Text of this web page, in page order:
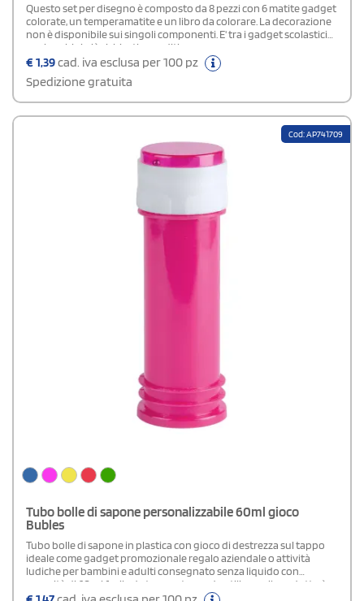
Questo set per disegno è composto da 8 pezzi con 6 matite gadget
colorate, un temperamatite e un libro da colorare. La decorazione
non è disponibile sui singoli componenti. E' tra i gadget scolastici
per bambini più richiesti e graditi.
€1,39cad. iva esclusa per 100 pz
Spedizione gratuita
Cod: AP741709
Tubo bolle di sapone personalizzabile 60ml gioco
Bubles
Tubo bolle di sapone in plastica con gioco di destrezza sul tappo
ideale come gadget promozionale regalo aziendale o attività
ludiche per bambini e adulti consegnato senza liquido con
capacità di 60 ml facile da trasportare e da utilizzare il prodotto è
personalizzabile con loghi scritte o grafiche originali rendendolo